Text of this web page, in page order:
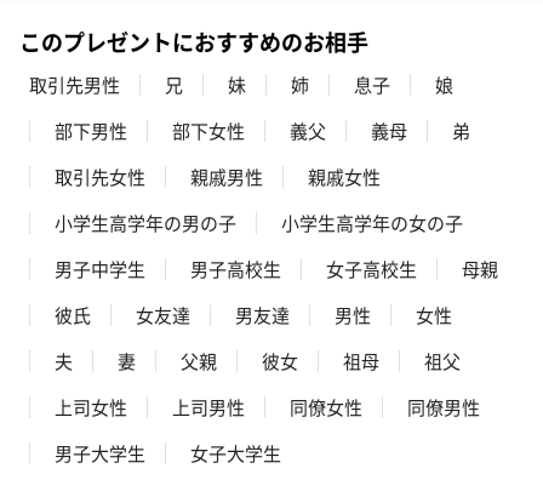
このプレゼントにおすすめのお相手
取引先男性 兄 妹 姉 息子
娘
部下男性
部下女性 義父 義母
弟
取引先女性
親戚男性
親戚女性
小学生高学年の男の子
小学生高学年の女の子
男子中学生
男子高校生 女子高校生
母親
彼氏
女友達 男友達 男性
女性
夫
妻 父親 彼女 祖母
祖父
上司女性
上司男性 同僚女性
同僚男性
男子大学生
女子大学生